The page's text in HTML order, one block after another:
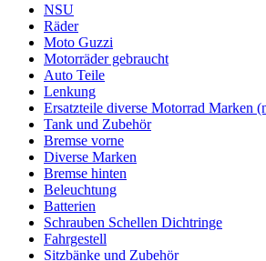
NSU
Räder
Moto Guzzi
Motorräder gebraucht
Auto Teile
Lenkung
Ersatzteile diverse Motorrad Marken
Tank und Zubehör
Bremse vorne
Diverse Marken
Bremse hinten
Beleuchtung
Batterien
Schrauben Schellen Dichtringe
Fahrgestell
Sitzbänke und Zubehör